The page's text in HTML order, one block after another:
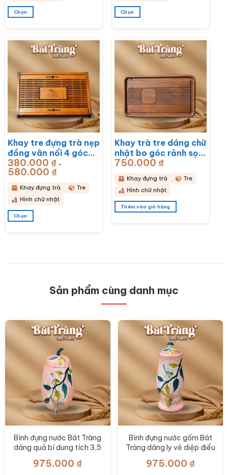
Chọn
này
thể.
Các
chọn
thể
chọn
trên
trang
sản
phẩm
Chọn
này
Các
chọn
thể
chọn
trên
trang
sản
Khay tre đựng trà nẹp
đồng vân nổi 4 góc
khắc hoa lan
43x28x6cm BT-
KDT15
380.000 ₫ –
580.000 ₫Khoảng
giá:
từ
380.000 ₫
đến
580.000 ₫
Khay đựng trà
Tre
Hình chữ nhật
Chọn
thể
Khay trà tre dáng chữ
nhật bo góc rảnh sọc
50x28x3cm BT-
KDT14
750.000 ₫
Khay đựng trà
Tre
Hình chữ nhật
Thêm vào giỏ hàng
Sản phẩm cùng danh mục
Bình đựng nước Bát Tràng
dáng quả bí dung tích 3,5
975.000 ₫
Bình đựng nước gốm Bát
Tràng dáng ly vẽ diệp điểu
975.000 ₫